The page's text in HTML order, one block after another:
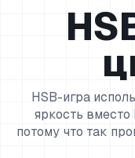
HSB-игра
яркость вместо
потому что так